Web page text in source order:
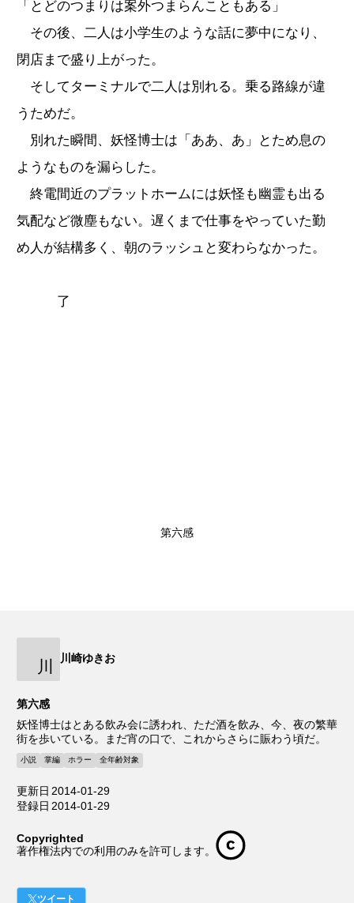
「とどのつまりは案外つまらんこともある」
その後、二人は小学生のような話に夢中になり、
閉店まで盛り上がった。
そしてターミナルで二人は別れる。乗る路線が違
うためだ。
別れた瞬間、妖怪博士は「ああ、あ」とため息の
ようなものを漏らした。
終電間近のプラットホームには妖怪も幽霊も出る
気配など微塵もない。遅くまで仕事をやっていた勤
め人が結構多く、朝のラッシュと変わらなかった。
了
第六感
川 川崎ゆきお
第六感
妖怪博士はとある飲み会に誘われ、ただ酒を飲み、今、夜の繁華
街を歩いている。まだ宵の口で、これからさらに賑わう頃だ。
小説 掌編 ホラー 全年齢対象
更新日 2014-01-29
登録日 2014-01-29
Copyrighted
著作権法内での利用のみを許可します。
ツイート